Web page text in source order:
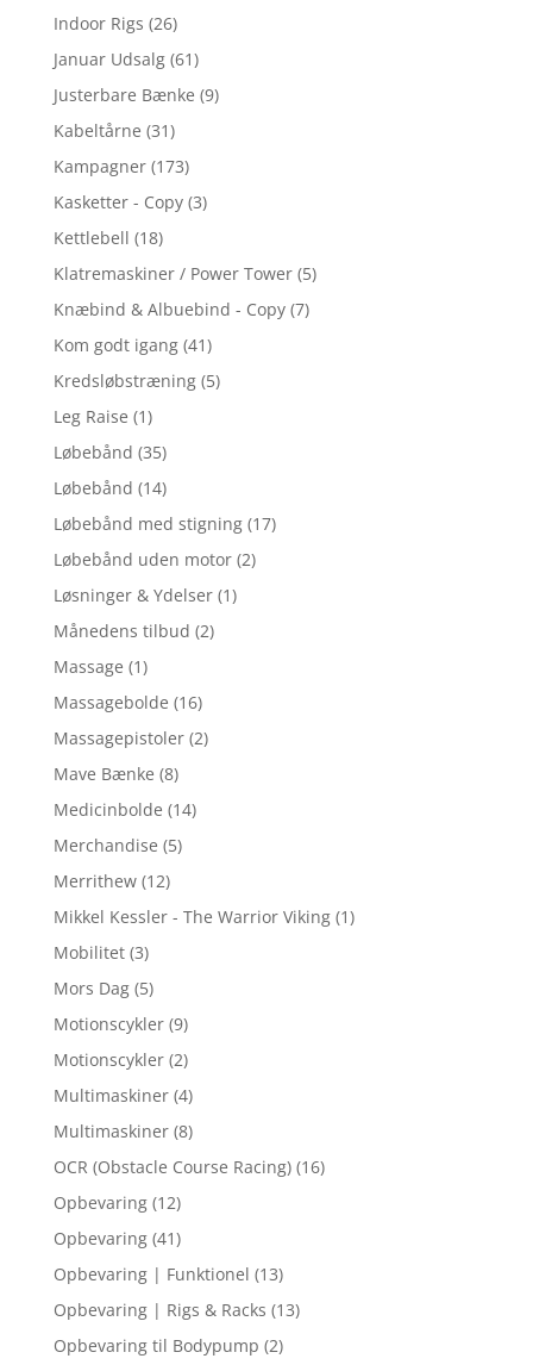
Indoor Rigs (26)
Januar Udsalg (61)
Justerbare Bænke (9)
Kabeltårne (31)
Kampagner (173)
Kasketter - Copy (3)
Kettlebell (18)
Klatremaskiner / Power Tower (5)
Knæbind & Albuebind - Copy (7)
Kom godt igang (41)
Kredsløbstræning (5)
Leg Raise (1)
Løbebånd (35)
Løbebånd (14)
Løbebånd med stigning (17)
Løbebånd uden motor (2)
Løsninger & Ydelser (1)
Månedens tilbud (2)
Massage (1)
Massagebolde (16)
Massagepistoler (2)
Mave Bænke (8)
Medicinbolde (14)
Merchandise (5)
Merrithew (12)
Mikkel Kessler - The Warrior Viking (1)
Mobilitet (3)
Mors Dag (5)
Motionscykler (9)
Motionscykler (2)
Multimaskiner (4)
Multimaskiner (8)
OCR (Obstacle Course Racing) (16)
Opbevaring (12)
Opbevaring (41)
Opbevaring | Funktionel (13)
Opbevaring | Rigs & Racks (13)
Opbevaring til Bodypump (2)